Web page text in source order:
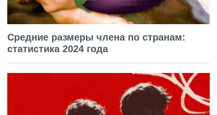
Средние размеры члена по странам:
статистика 2024 года